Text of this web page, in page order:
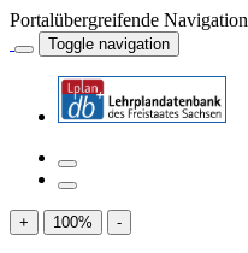
Portalübergreifende Navigation
Toggle navigation
+ 100% -